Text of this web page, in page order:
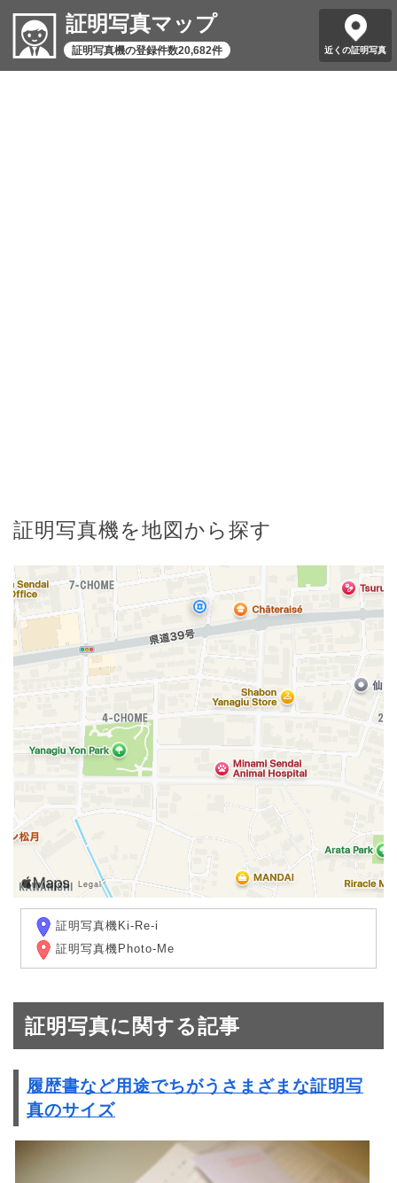
証明写真マップ
証明写真機の登録件数20,682件 近くの証明写真
証明写真機を地図から探す
証明写真機Ki-Re-i
証明写真機Photo-Me
証明写真に関する記事
履歴書など用途でちがうさまざまな証明写
真のサイズ